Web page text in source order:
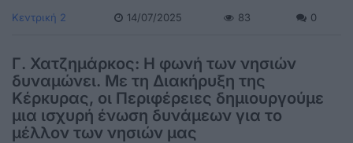
Κεντρική 2 14/07/2025 83 0
Γ. Χατζημάρκος: Η φωνή των νησιών
δυναμώνει. Με τη Διακήρυξη της
Κέρκυρας, οι Περιφέρειες δημιουργούμε
μια ισχυρή ένωση δυνάμεων για το
μέλλον των νησιών μας